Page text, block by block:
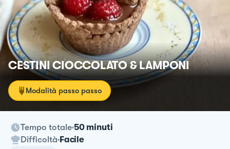
CESTINI CIOCCOLATO & LAMPONI
Modalità passo passo
Tempo totale 50 minuti
Difficoltà Facile